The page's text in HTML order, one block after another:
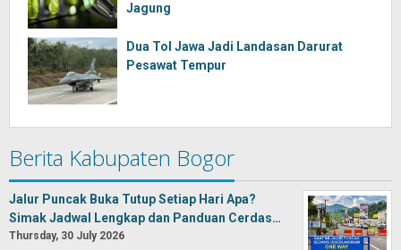
Jagung
Dua Tol Jawa Jadi Landasan Darurat
Pesawat Tempur
Berita Kabupaten Bogor
Jalur Puncak Buka Tutup Setiap Hari Apa?
Simak Jadwal Lengkap dan Panduan Cerdas…
Thursday, 30 July 2026